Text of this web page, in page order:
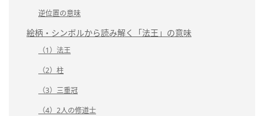
逆位置の意味
絵柄・シンボルから読み解く「法王」の意味
（1）法王
（2）柱
（3）三重冠
（4）2人の修道士